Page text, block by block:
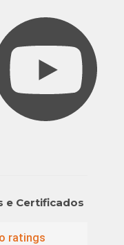
e Certificados